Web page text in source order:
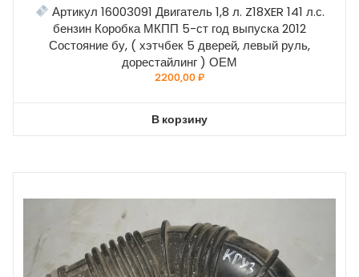
Артикул 16003091 Двигатель 1,8 л. Z18XER 141 л.с.
бензин Коробка МКПП 5-ст год выпуска 2012
Состояние бу, ( хэтчбек 5 дверей, левый руль,
дорестайлинг ) ОЕМ
2200,00₽
В корзину